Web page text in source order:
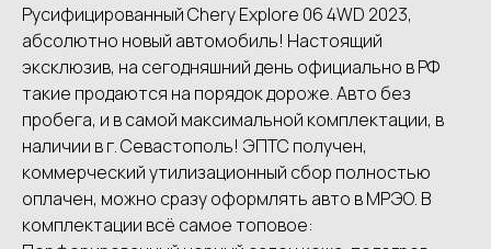
Русифицированный Chery Explore 06 4WD 2023,
абсолютно новый автомобиль! Настоящий
эксклюзив, на сегодняшний день официально в РФ
такие продаются на порядок дороже. Авто без
пробега, и в самой максимальной комплектации, в
наличии в г. Севастополь! ЭПТС получен,
коммерческий утилизационный сбор полностью
оплачен, можно сразу оформлять авто в МРЭО. В
комплектации всё самое топовое: